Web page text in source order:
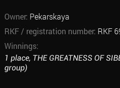
Owner: Pekarskaya
RKF / registration number: RKF
Winnings:
1 place, THE GREATNESS OF
group)